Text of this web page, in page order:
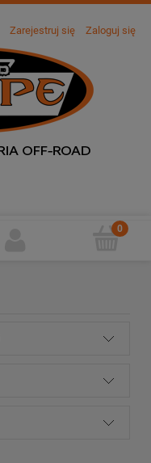
Zarejestruj się Zaloguj się